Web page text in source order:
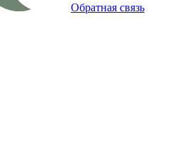
Обратная связь